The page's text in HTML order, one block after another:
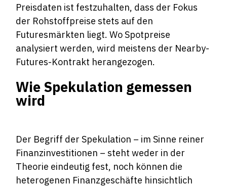
Preisdaten ist festzuhalten, dass der Fokus
der Rohstoffpreise stets auf den
Futuresmärkten liegt. Wo Spotpreise
analysiert werden, wird meistens der Nearby-
Futures-Kontrakt herangezogen.
Wie Spekulation gemessen
wird
Der Begriff der Spekulation – im Sinne reiner
Finanzinvestitionen – steht weder in der
Theorie eindeutig fest, noch können die
heterogenen Finanzgeschäfte hinsichtlich